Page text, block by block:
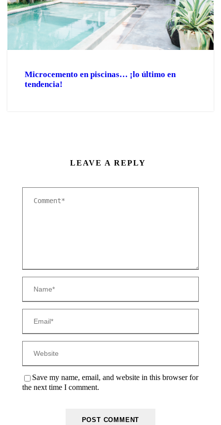
Microcemento en piscinas… ¡lo último en
tendencia!
LEAVE A REPLY
Save my name, email, and website in this browser for
the next time I comment.